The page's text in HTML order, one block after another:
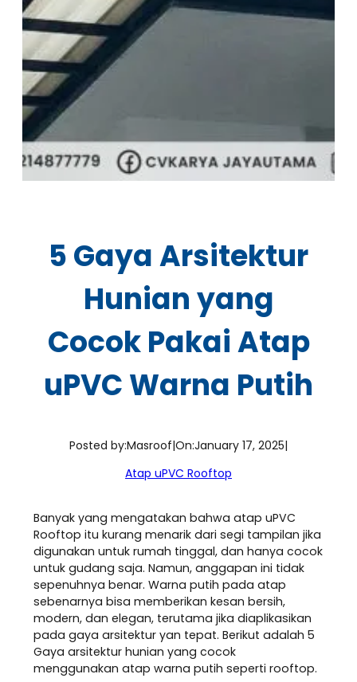
5 Gaya Arsitektur
Hunian yang
Cocok Pakai Atap
uPVC Warna Putih
Posted by:Masroof|On:January 17, 2025|
Atap uPVC Rooftop
Banyak yang mengatakan bahwa atap uPVC
Rooftop itu kurang menarik dari segi tampilan jika
digunakan untuk rumah tinggal, dan hanya cocok
untuk gudang saja. Namun, anggapan ini tidak
sepenuhnya benar. Warna putih pada atap
sebenarnya bisa memberikan kesan bersih,
modern, dan elegan, terutama jika diaplikasikan
pada gaya arsitektur yan tepat. Berikut adalah 5
Gaya arsitektur hunian yang cocok
menggunakan atap warna putih seperti rooftop.